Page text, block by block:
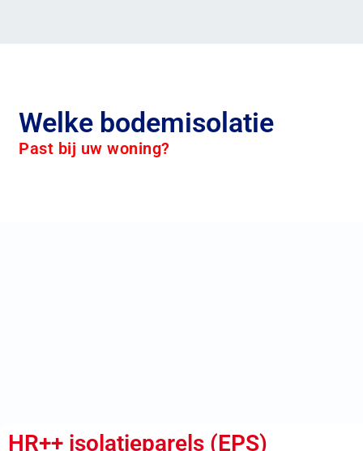
Welke bodemisolatie
Past bij uw woning?
HR++ isolatieparels (EPS)